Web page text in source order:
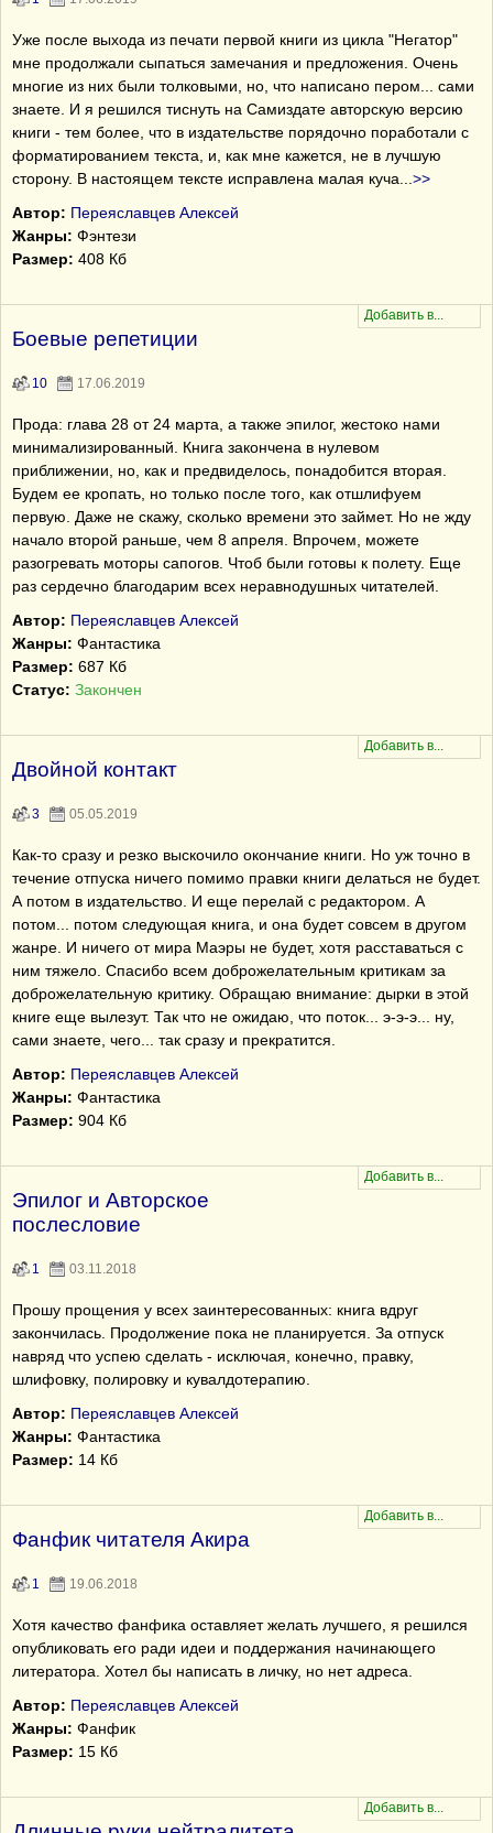
Уже после выхода из печати первой книги из цикла "Негатор"
мне продолжали сыпаться замечания и предложения. Очень
многие из них были толковыми, но, что написано пером... сами
знаете. И я решился тиснуть на Самиздате авторскую версию
книги - тем более, что в издательстве порядочно поработали c
форматированием текста, и, как мне кажется, не в лучшую
сторону. В настоящем тексте исправлена малая куча
>>
Автор: Переяславцев Алексей
Жанры: Фэнтези
Размер: 408 Кб
Боевые репетиции
10 17.06.2019
Прода: глава 28 от 24 марта, а также эпилог, жестоко нами
минимализированный. Книга закончена в нулевом
приближении, но, как и предвиделось, понадобится вторая.
Будем ее кропать, но только после того, как отшлифуем
первую. Даже не скажу, сколько времени это займет. Но не жду
начало второй раньше, чем 8 апреля. Впрочем, можете
разогревать моторы сапогов. Чтоб были готовы к полету. Еще
раз сердечно благодарим всех неравнодушных читателей.
Автор: Переяславцев Алексей
Жанры: Фантастика
Размер: 687 Кб
Статус: Закончен
Двойной контакт
3 05.05.2019
Как-то сразу и резко выскочило окончание книги. Но уж точно в
течение отпуска ничего помимо правки книги делаться не будет.
А потом в издательство. И еще перелай с редактором. А
потом... потом следующая книга, и она будет совсем в другом
жанре. И ничего от мира Маэры не будет, хотя расставаться с
ним тяжело. Спасибо всем доброжелательным критикам за
доброжелательную критику. Обращаю внимание: дырки в этой
книге еще вылезут. Так что не ожидаю, что поток... э-э-э... ну,
сами знаете, чего... так сразу и прекратится.
Автор: Переяславцев Алексей
Жанры: Фантастика
Размер: 904 Кб
Эпилог и Авторское
послесловие
1 03.11.2018
Прошу прощения у всех заинтересованных: книга вдруг
закончилась. Продолжение пока не планируется. За отпуск
навряд что успею сделать - исключая, конечно, правку,
шлифовку, полировку и кувалдотерапию.
Автор: Переяславцев Алексей
Жанры: Фантастика
Размер: 14 Кб
Фанфик читателя Акира
1 19.06.2018
Хотя качество фанфика оставляет желать лучшего, я решился
опубликовать его ради идеи и поддержания начинающего
литератора. Хотел бы написать в личку, но нет адреса.
Автор: Переяславцев Алексей
Жанры: Фанфик
Размер: 15 Кб